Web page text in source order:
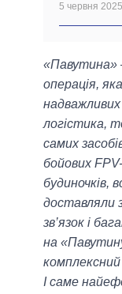
5 червня
«Павутина»
операція,
логістика,
самих
бойових
будиночків,
доставляли
зв’язок і
на
комплексний
І саме